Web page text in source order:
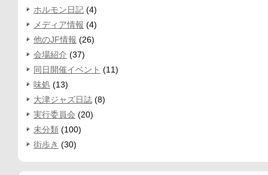
ホルモン日記 (4)
メディア情報 (4)
他のJF情報 (26)
会場紹介 (37)
同日開催イベント (11)
味処 (13)
大津ジャズ日誌 (8)
実行委員会 (20)
未分類 (100)
街歩き (30)